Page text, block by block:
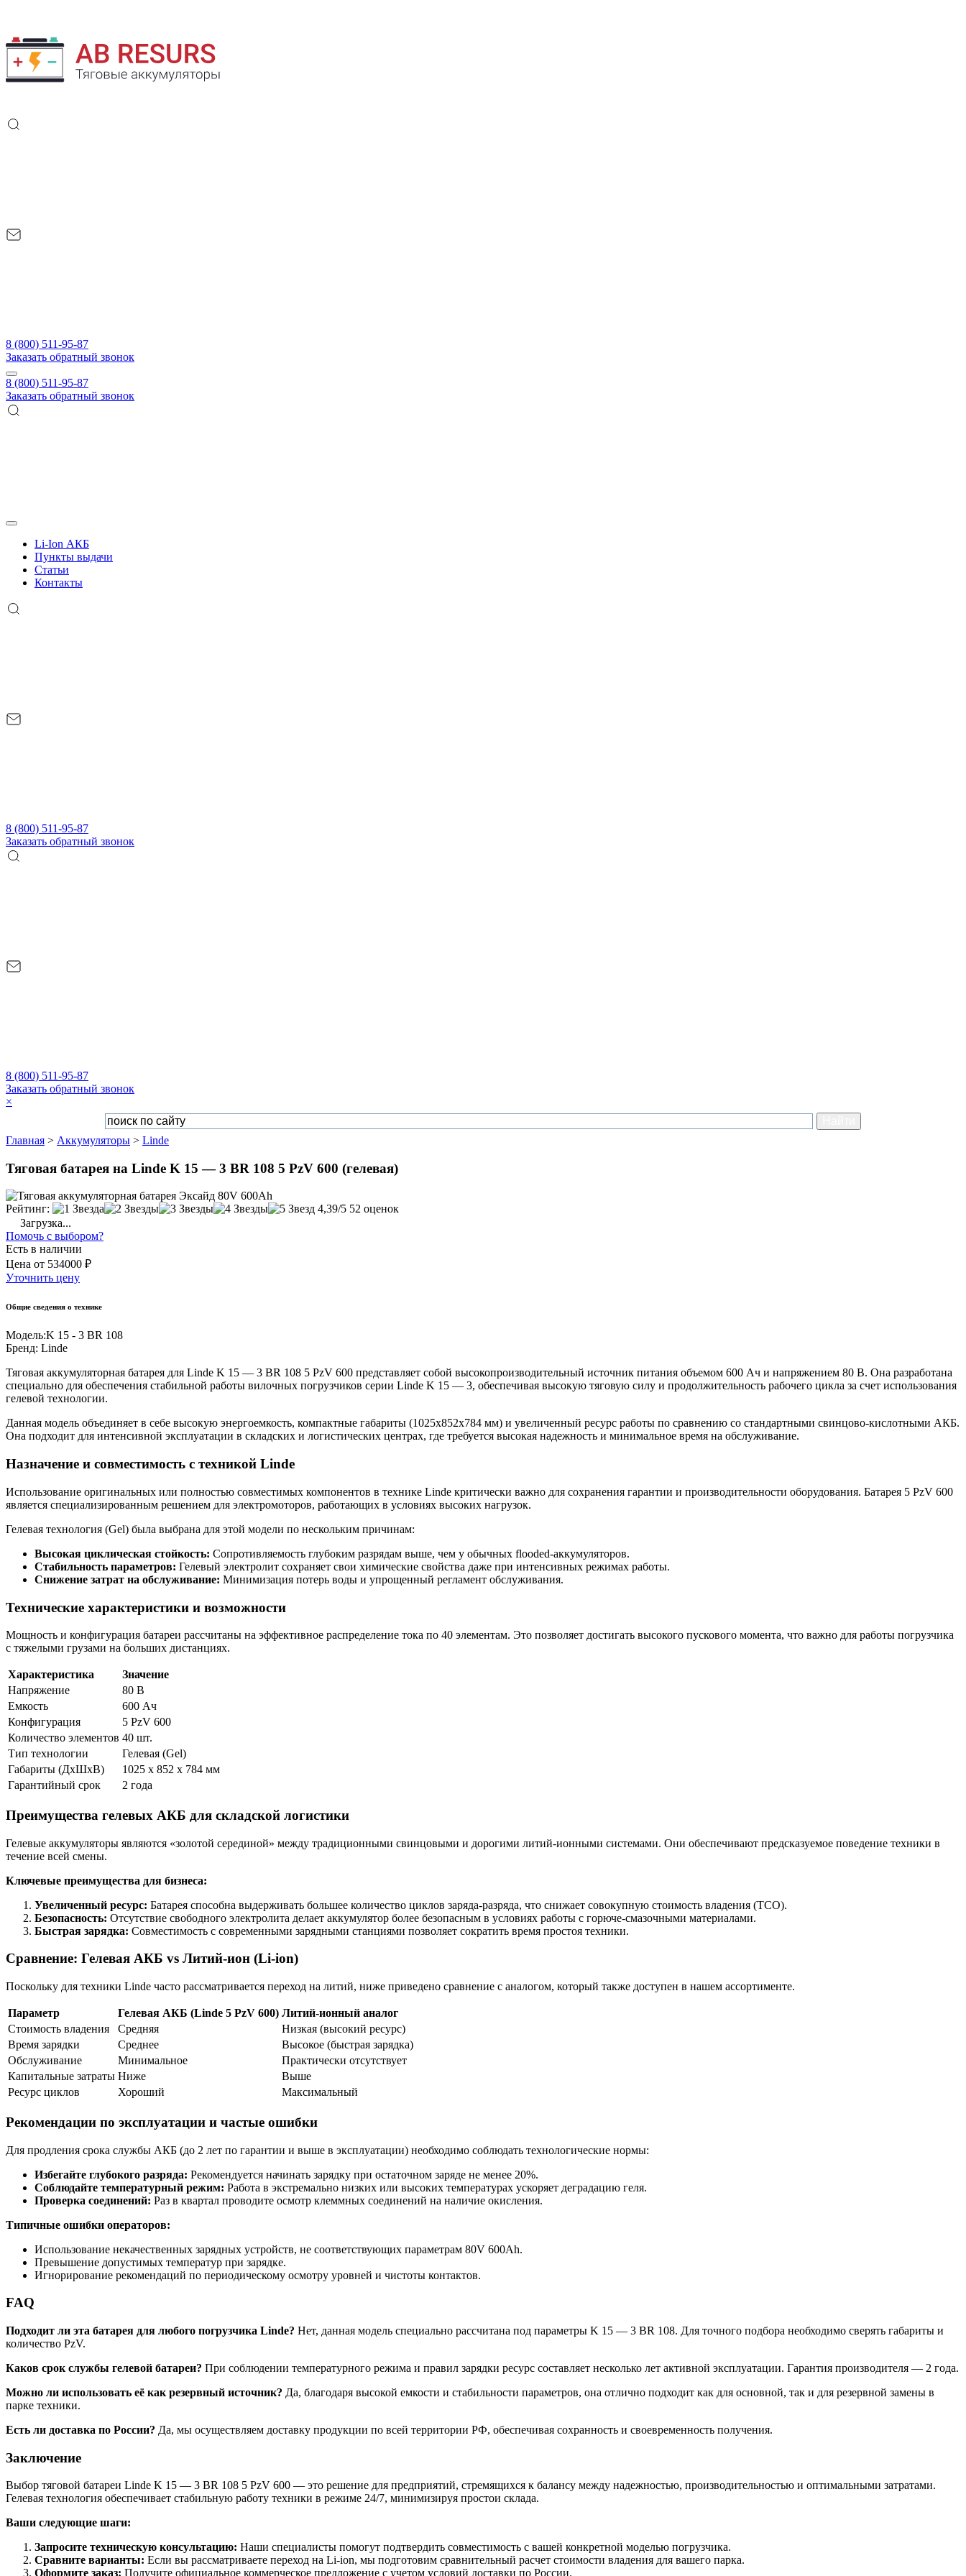
8 (800) 511-95-87
Заказать обратный звонок
8 (800) 511-95-87
Заказать обратный звонок
Li-Ion АКБ
Пункты выдачи
Статьи
Контакты
8 (800) 511-95-87
Заказать обратный звонок
8 (800) 511-95-87
Заказать обратный звонок
×
Главная > Аккумуляторы > Linde
Тяговая батарея на Linde K 15 — 3 BR 108 5 PzV 600 (гелевая)
Рейтинг: 4,39/5 52 оценок
Загрузка...
Помочь с выбором?
Есть в наличии
Цена от 534000 ₽
Уточнить цену
Общие сведения о технике
Модель:K 15 - 3 BR 108
Бренд: Linde
Тяговая аккумуляторная батарея для Linde K 15 — 3 BR 108 5 PzV 600 представляет собой высокопроизводительный источник питания объемом 600 Ач и напряжением 80 В. Она разработана
специально для обеспечения стабильной работы вилочных погрузчиков серии Linde K 15 — 3, обеспечивая высокую тяговую силу и продолжительность рабочего цикла за счет использования
гелевой технологии.
Данная модель объединяет в себе высокую энергоемкость, компактные габариты (1025x852x784 мм) и увеличенный ресурс работы по сравнению со стандартными свинцово-кислотными АКБ.
Она подходит для интенсивной эксплуатации в складских и логистических центрах, где требуется высокая надежность и минимальное время на обслуживание.
Назначение и совместимость с техникой Linde
Использование оригинальных или полностью совместимых компонентов в технике Linde критически важно для сохранения гарантии и производительности оборудования. Батарея 5 PzV 600
является специализированным решением для электромоторов, работающих в условиях высоких нагрузок.
Гелевая технология (Gel) была выбрана для этой модели по нескольким причинам:
Высокая циклическая стойкость: Сопротивляемость глубоким разрядам выше, чем у обычных flooded-аккумуляторов.
Стабильность параметров: Гелевый электролит сохраняет свои химические свойства даже при интенсивных режимах работы.
Снижение затрат на обслуживание: Минимизация потерь воды и упрощенный регламент обслуживания.
Технические характеристики и возможности
Мощность и конфигурация батареи рассчитаны на эффективное распределение тока по 40 элементам. Это позволяет достигать высокого пускового момента, что важно для работы погрузчика
с тяжелыми грузами на больших дистанциях.
Характеристика
Значение
Напряжение
80 В
Емкость
600 Ач
Конфигурация
5 PzV 600
Количество элементов 40 шт.
Тип технологии
Гелевая (Gel)
Габариты (ДхШхВ)
1025 x 852 x 784 мм
Гарантийный срок
2 года
Преимущества гелевых АКБ для складской логистики
Гелевые аккумуляторы являются «золотой серединой» между традиционными свинцовыми и дорогими литий-ионными системами. Они обеспечивают предсказуемое поведение техники в
течение всей смены.
Ключевые преимущества для бизнеса:
Увеличенный ресурс: Батарея способна выдерживать большее количество циклов заряда-разряда, что снижает совокупную стоимость владения (TCO).
Безопасность: Отсутствие свободного электролита делает аккумулятор более безопасным в условиях работы с горюче-смазочными материалами.
Быстрая зарядка: Совместимость с современными зарядными станциями позволяет сократить время простоя техники.
Сравнение: Гелевая АКБ vs Литий-ион (Li-ion)
Поскольку для техники Linde часто рассматривается переход на литий, ниже приведено сравнение с аналогом, который также доступен в нашем ассортименте.
Параметр Гелевая АКБ (Linde 5 PzV 600) Литий-ионный аналог
Стоимость владения
Средняя
Низкая (высокий ресурс)
Время зарядки
Среднее
Высокое (быстрая зарядка)
Обслуживание
Минимальное
Практически отсутствует
Капитальные затраты Ниже
Выше
Ресурс циклов
Хороший Максимальный
Рекомендации по эксплуатации и частые ошибки
Для продления срока службы АКБ (до 2 лет по гарантии и выше в эксплуатации) необходимо соблюдать технологические нормы:
Избегайте глубокого разряда: Рекомендуется начинать зарядку при остаточном заряде не менее 20%.
Соблюдайте температурный режим: Работа в экстремально низких или высоких температурах ускоряет деградацию геля.
Проверка соединений: Раз в квартал проводите осмотр клеммных соединений на наличие окисления.
Типичные ошибки операторов:
Использование некачественных зарядных устройств, не соответствующих параметрам 80V 600Ah.
Превышение допустимых температур при зарядке.
Игнорирование рекомендаций по периодическому осмотру уровней и чистоты контактов.
FAQ
Подходит ли эта батарея для любого погрузчика Linde? Нет, данная модель специально рассчитана под параметры K 15 — 3 BR 108. Для точного подбора необходимо сверять габариты и
количество PzV.
Каков срок службы гелевой батареи? При соблюдении температурного режима и правил зарядки ресурс составляет несколько лет активной эксплуатации. Гарантия производителя — 2 года.
Можно ли использовать её как резервный источник? Да, благодаря высокой емкости и стабильности параметров, она отлично подходит как для основной, так и для резервной замены в
парке техники.
Есть ли доставка по России? Да, мы осуществляем доставку продукции по всей территории РФ, обеспечивая сохранность и своевременность получения.
Заключение
Выбор тяговой батареи Linde K 15 — 3 BR 108 5 PzV 600 — это решение для предприятий, стремящихся к балансу между надежностью, производительностью и оптимальными затратами.
Гелевая технология обеспечивает стабильную работу техники в режиме 24/7, минимизируя простои склада.
Ваши следующие шаги:
Запросите техническую консультацию: Наши специалисты помогут подтвердить совместимость с вашей конкретной моделью погрузчика.
Сравните варианты: Если вы рассматриваете переход на Li-ion, мы подготовим сравнительный расчет стоимости владения для вашего парка.
Оформите заказ: Получите официальное коммерческое предложение с учетом условий доставки по России.